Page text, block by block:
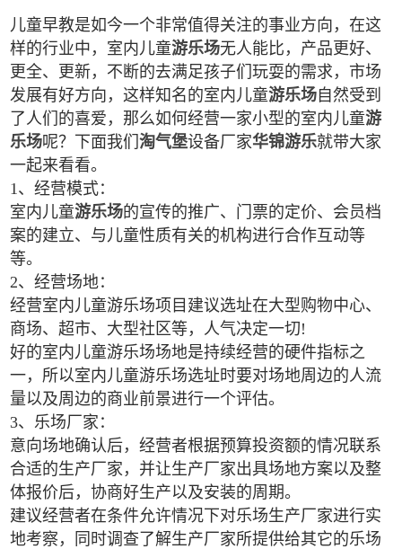
儿童早教是如今一个非常值得关注的事业方向，在这
样的行业中，室内儿童游乐场无人能比，产品更好、
更全、更新，不断的去满足孩子们玩耍的需求，市场
发展有好方向，这样知名的室内儿童游乐场 自然受到
了人们的喜爱，那么如何经营一家小型的室内儿童游
乐场呢？下面我们淘气堡设备厂家华锦游乐就带大家
一起来看看。
1、经营模式：
室内儿童游乐场的宣传的推广、门票的定价、会员档
案的建立、与儿童性质有关的机构进行合作互动等
等。
2、经营场地：
经营室内儿童游乐场项目建议选址在大型购物中心、
商场、超市、大型社区等，人气决定一切!
好的室内儿童游乐场场地是持续经营的硬件指标之
一，所以室内儿童游乐场选址时要对场地周边的人流
量以及周边的商业前景进行一个评估。
3、乐场厂家：
意向场地确认后，经营者根据预算投资额的情况联系
合适的生产厂家，并让生产厂家出具场地方案以及整
体报价后，协商好生产以及安装的周期。
建议经营者在条件允许情况下对乐场生产厂家进行实
地考察，同时调查了解生产厂家所提供给其它的乐场